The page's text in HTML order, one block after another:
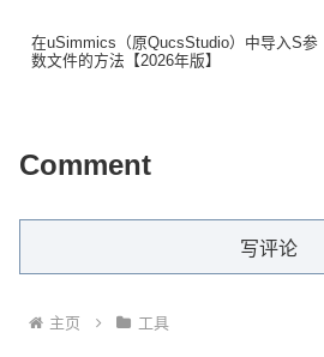
在uSimmics（原QucsStudio）中导入S参
数文件的方法【2026年版】
Comment
写评论
主页 工具